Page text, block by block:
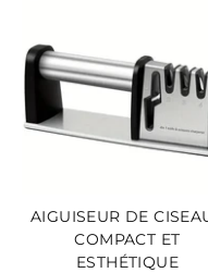
AIGUISEUR DE
COMPACT ET
ESTHÉTIQUE